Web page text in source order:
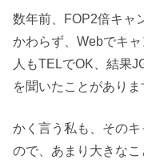
数年前、FOP2倍キャ
かわらず、Webでキ
人もTELでOK、結果
を聞いたことがありま
かく言う私も、その
ので、あまり大きな